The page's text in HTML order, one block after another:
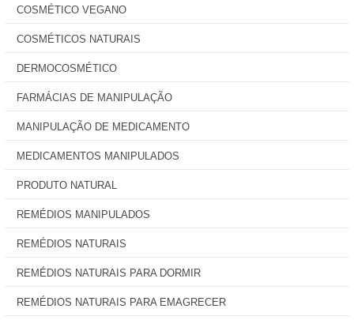
COSMÉTICO VEGANO
COSMÉTICOS NATURAIS
DERMOCOSMÉTICO
FARMÁCIAS DE MANIPULAÇÃO
MANIPULAÇÃO DE MEDICAMENTO
MEDICAMENTOS MANIPULADOS
PRODUTO NATURAL
REMÉDIOS MANIPULADOS
REMÉDIOS NATURAIS
REMÉDIOS NATURAIS PARA DORMIR
REMÉDIOS NATURAIS PARA EMAGRECER